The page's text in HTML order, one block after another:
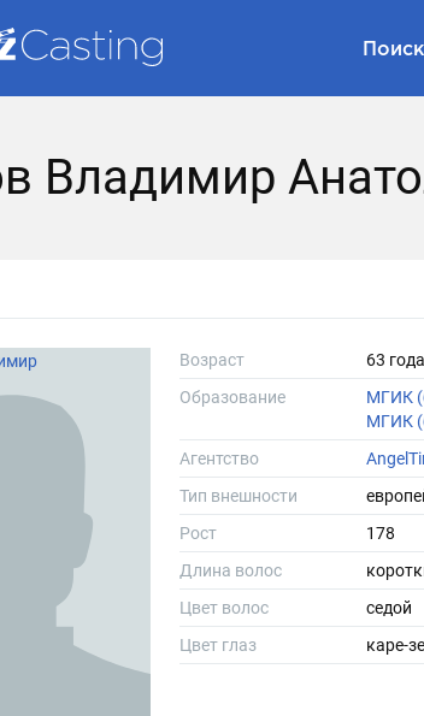
Поиск
Владимир
Возраст
63 года
Образование
МГИК
МГИК
Агентство
Тип внешности
Рост
178
Длина волос
Цвет волос
седой
Цвет глаз
каре-